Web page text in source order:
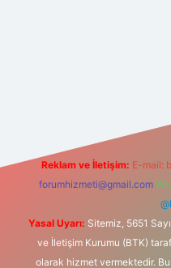
Reklam ve İletişim: E-mail:
forumhizmeti@gmail.com
Yasal Uyarı: Sitemiz, 5651
ve İletişim Kurumu (BTK)
olarak hizmet vermektedir.